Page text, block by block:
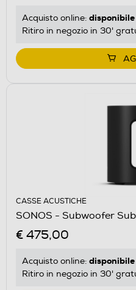
Acquisto online: disponibile
Ritiro in negozio in 30'
CASSE ACUSTICHE
SONOS - Subwoofer
€ 475,00
Acquisto online: disponibile
Ritiro in negozio in 30'